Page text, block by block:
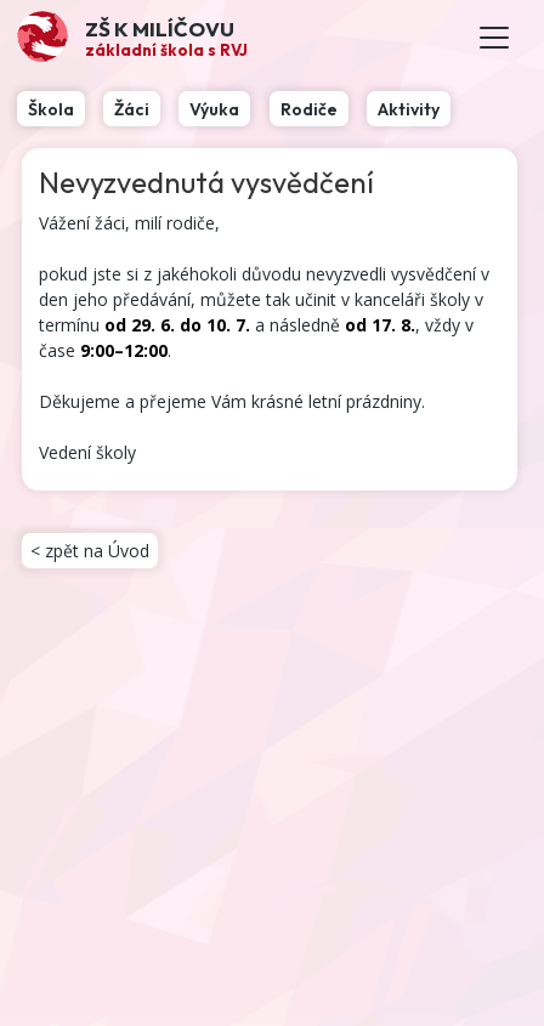
ZŠ K MILÍČOVU
základní škola s RVJ
Škola Žáci Výuka Rodiče Aktivity
Nevyzvednutá vysvědčení
Vážení žáci, milí rodiče,
pokud jste si z jakéhokoli důvodu nevyzvedli vysvědčení v
den jeho předávání, můžete tak učinit v kanceláři školy v
termínu od 29. 6. do 10. 7. a následně od 17. 8., vždy v
čase 9:00–12:00.
Děkujeme a přejeme Vám krásné letní prázdniny.
Vedení školy
< zpět na Úvod